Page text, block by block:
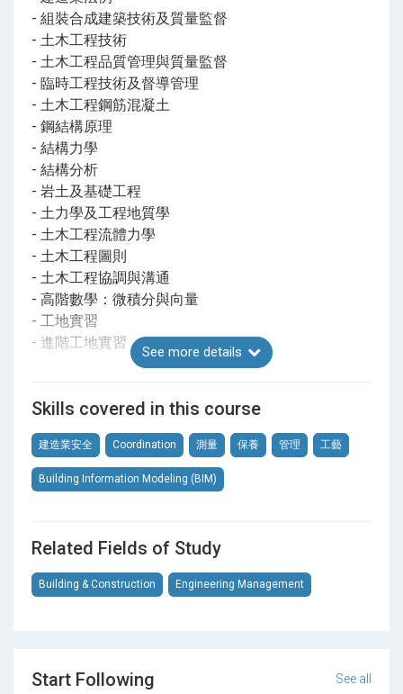
- 組裝合成建築技術及質量監督
- 土木工程技術
- 土木工程品質管理與質量監督
- 臨時工程技術及督導管理
- 土木工程鋼筋混凝土
- 鋼結構原理
- 結構力學
- 結構分析
- 岩土及基礎工程
- 土力學及工程地質學
- 土木工程流體力學
- 土木工程圖則
- 土木工程協調與溝通
- 高階數學：微積分與向量
- 工地實習
- 進階工地實習
- 建造業簡介與工程管理人的角色和專業操守
- 建造業安全督導
- 屋宇設備簡介
- 建造材料
- 工程圖則
- 合約管理 I
- 工料量度及投標
- 平水及測量
See more details
Skills covered in this course
建造業安全 Coordination 測量 保養 管理 工藝
Building Information Modeling (BIM)
Related Fields of Study
Building & Construction Engineering Management
Start Following See all